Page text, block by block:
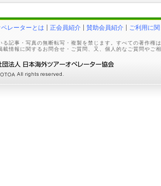
レーターとは 正会員紹介 賛助会員紹介 ご利用に
る記事・写真の無断転写・複製を禁じます。すべての著作権
載情報に関するお問合せ・ご質問、又、個人的なご質問やご